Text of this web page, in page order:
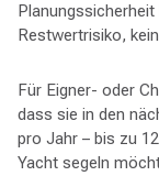
Restwertrisiko,
Für Eigner- oder
dass sie in den
pro Jahr – bis zu
Yacht segeln